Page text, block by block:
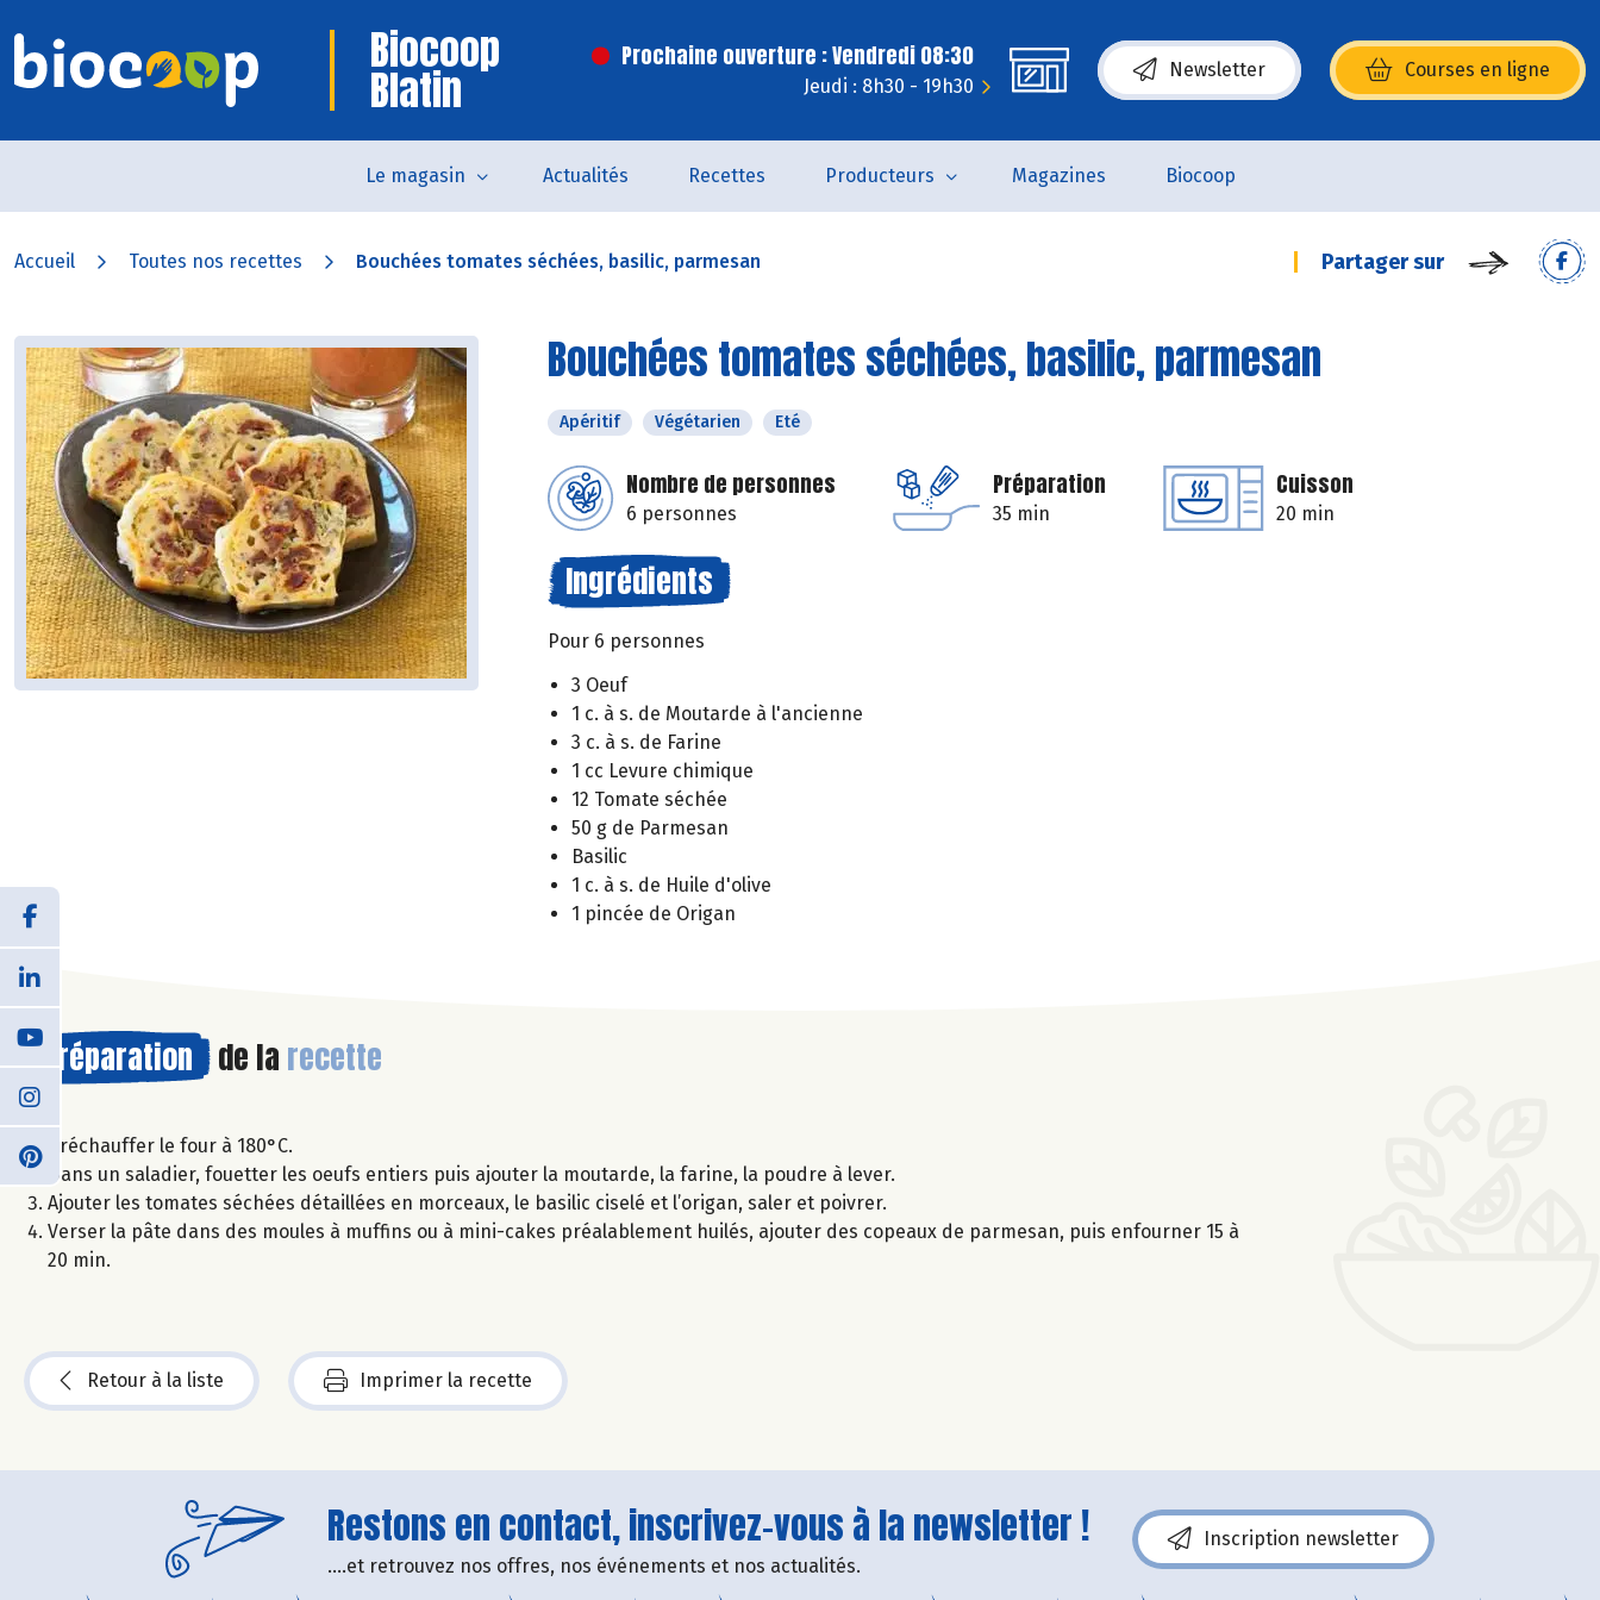
Biocoop
Blatin
Prochaine ouverture : Vendredi 08:30
Jeudi : 8h30 - 19h30
Newsletter Courses en ligne
(s’ouvre dans une nouvelle fenêtre)
Le magasin Actualités Recettes Producteurs Magazines Biocoop
Accueil Toutes nos recettes Bouchées tomates séchées, basilic, parmesan Partager sur
Bouchées tomates séchées, basilic, parmesan
Apéritif Végétarien Eté
Nombre de personnes
6 personnes
Préparation
35 min
Cuisson
20 min
Ingrédients
Pour 6 personnes
3 Oeuf
1 c. à s. de Moutarde à l'ancienne
3 c. à s. de Farine
1 cc Levure chimique
12 Tomate séchée
50 g de Parmesan
Basilic
1 c. à s. de Huile d'olive
1 pincée de Origan
Préparation de la recette
Préchauffer le four à 180°C.
Dans un saladier, fouetter les oeufs entiers puis ajouter la moutarde, la farine, la poudre à lever.
Ajouter les tomates séchées détaillées en morceaux, le basilic ciselé et l’origan, saler et poivrer.
Verser la pâte dans des moules à muffins ou à mini-cakes préalablement huilés, ajouter des copeaux de parmesan, puis enfourner 15 à
20 min.
Retour à la liste Imprimer la recette
Restons en contact, inscrivez-vous à la newsletter !
....et retrouvez nos offres, nos événements et nos actualités.
Inscription newsletter